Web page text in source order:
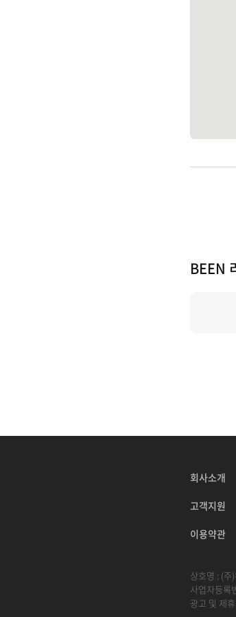
BEEN
회사소개
고객지원
이용약관
상호명 : (주
사업자등록
광고 및 제